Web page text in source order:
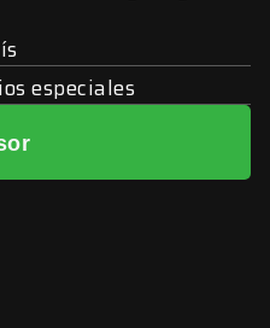
especiales